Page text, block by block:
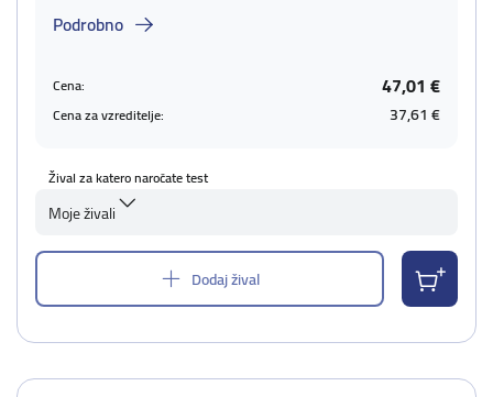
Podrobno
Cena: 47,01 €
Cena za vzreditelje: 37,61 €
Žival za katero naročate test
Moje živali
Dodaj žival